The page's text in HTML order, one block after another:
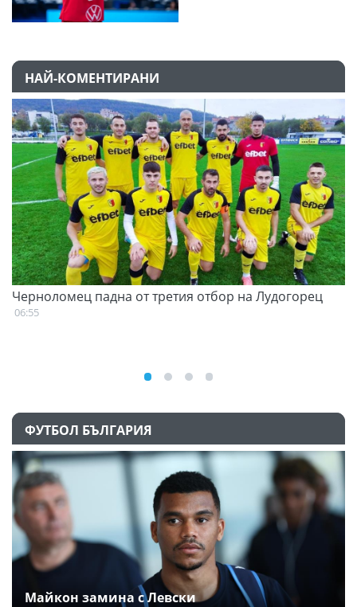
НАЙ-КОМЕНТИРАНИ
Черноломец падна от третия отбор на Лудогорец
06:55
ФУТБОЛ БЪЛГАРИЯ
Майкон замина с Левски